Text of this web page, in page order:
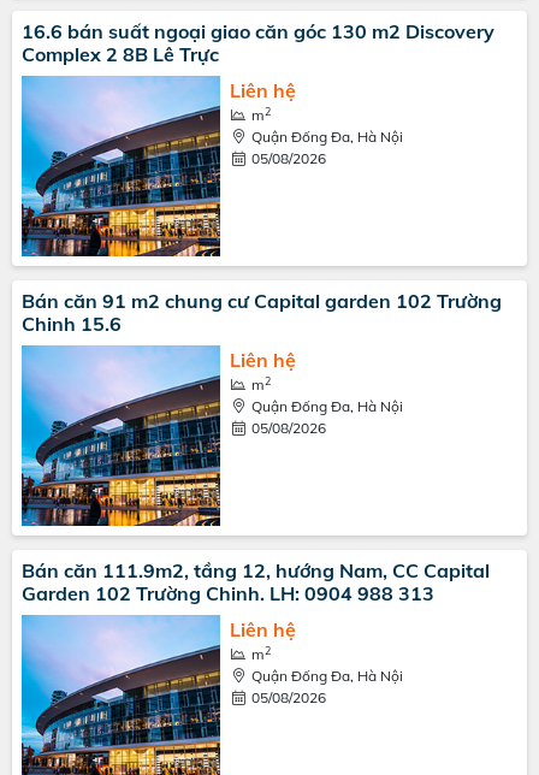
16.6 bán suất ngoại giao căn góc 130 m2 Discovery
Complex 2 8B Lê Trực
Liên hệ
m2
Quận Đống Đa, Hà Nội
05/08/2026
Bán căn 91 m2 chung cư Capital garden 102 Trường
Chinh 15.6
Liên hệ
m2
Quận Đống Đa, Hà Nội
05/08/2026
Bán căn 111.9m2, tầng 12, hướng Nam, CC Capital
Garden 102 Trường Chinh. LH: 0904 988 313
Liên hệ
m2
Quận Đống Đa, Hà Nội
05/08/2026